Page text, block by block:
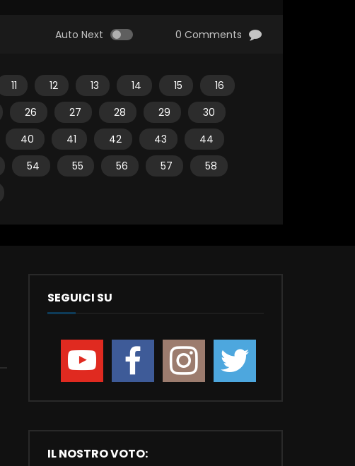
Auto Next 0 Comments
11 12 13 14 15
16
26 27 28 29
30
40 41 42 43
44
54 55 56 57
58
SEGUICI SU
IL NOSTRO VOTO: